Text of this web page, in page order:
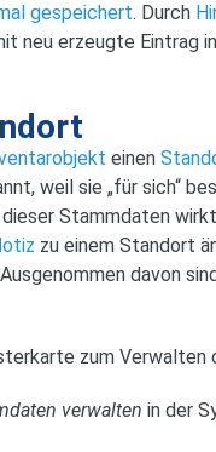
gespeichert. Durch
neu erzeugte Eintrag
einen
weil sie „für sich“
Stammdaten
zu einem Standort
davon
zum Verwalten
verwalten in der